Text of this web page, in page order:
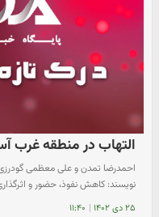
التهاب در منطقه غرب
احمدرضا تمدن و علی معظمی
نویسند: کاهش نفوذ، حضور و
۲۵ دی ۱۴۰۲ | ۱۱:۴۰